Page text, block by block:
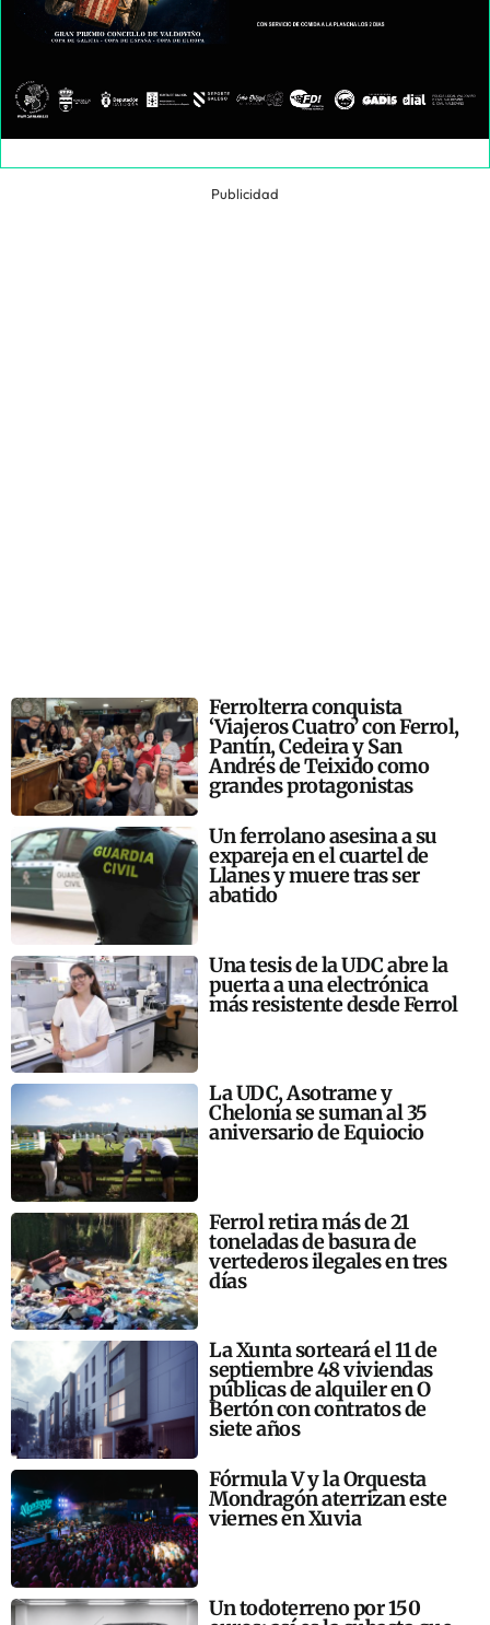
Publicidad
Ferrolterra conquista
‘Viajeros Cuatro’ con Ferrol,
Pantín, Cedeira y San
Andrés de Teixido como
grandes protagonistas
Un ferrolano asesina a su
expareja en el cuartel de
Llanes y muere tras ser
abatido
Una tesis de la UDC abre la
puerta a una electrónica
más resistente desde Ferrol
La UDC, Asotrame y
Chelonia se suman al 35
aniversario de Equiocio
Ferrol retira más de 21
toneladas de basura de
vertederos ilegales en tres
días
La Xunta sorteará el 11 de
septiembre 48 viviendas
públicas de alquiler en O
Bertón con contratos de
siete años
Fórmula V y la Orquesta
Mondragón aterrizan este
viernes en Xuvia
Un todoterreno por 150